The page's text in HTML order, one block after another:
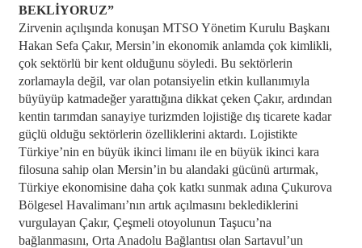
BEKLİYORUZ”
Zirvenin açılışında konuşan MTSO Yönetim Kurulu Başkanı
Hakan Sefa Çakır, Mersin’in ekonomik anlamda çok kimlikli,
çok sektörlü bir kent olduğunu söyledi. Bu sektörlerin
zorlamayla değil, var olan potansiyelin etkin kullanımıyla
büyüyüp katmadeğer yarattığına dikkat çeken Çakır, ardından
kentin tarımdan sanayiye turizmden lojistiğe dış ticarete kadar
güçlü olduğu sektörlerin özelliklerini aktardı. Lojistikte
Türkiye’nin en büyük ikinci limanı ile en büyük ikinci kara
filosuna sahip olan Mersin’in bu alandaki gücünü artırmak,
Türkiye ekonomisine daha çok katkı sunmak adına Çukurova
Bölgesel Havalimanı’nın artık açılmasını beklediklerini
vurgulayan Çakır, Çeşmeli otoyolunun Taşucu’na
bağlanmasını, Orta Anadolu Bağlantısı olan Sartavul’un